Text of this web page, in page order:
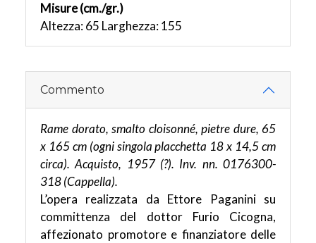
Misure (cm./gr.)
Altezza: 65 Larghezza: 155
Commento
Rame dorato, smalto cloisonné, pietre dure, 65
x 165 cm (ogni singola placchetta 18 x 14,5 cm
circa). Acquisto, 1957 (?). Inv. nn. 0176300-
318 (Cappella).
L’opera realizzata da Ettore Paganini su
committenza del dottor Furio Cicogna,
affezionato promotore e finanziatore delle